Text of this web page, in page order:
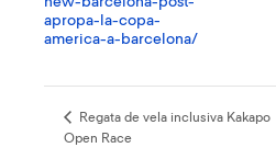
apropa-la-copa-
america-a-barcelona/
Regata de vela inclusiva Kakapo
Open Race